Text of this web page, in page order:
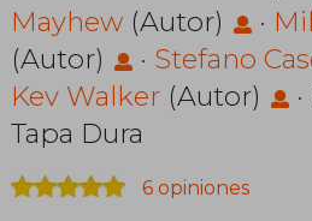
Hickman 9. El
Tiempo se
Acaba.
Segunda
Mayhew (Autor) ·
(Autor)
· Stefano
Kev Walker (Autor) ·
Tapa Dura
6 opiniones